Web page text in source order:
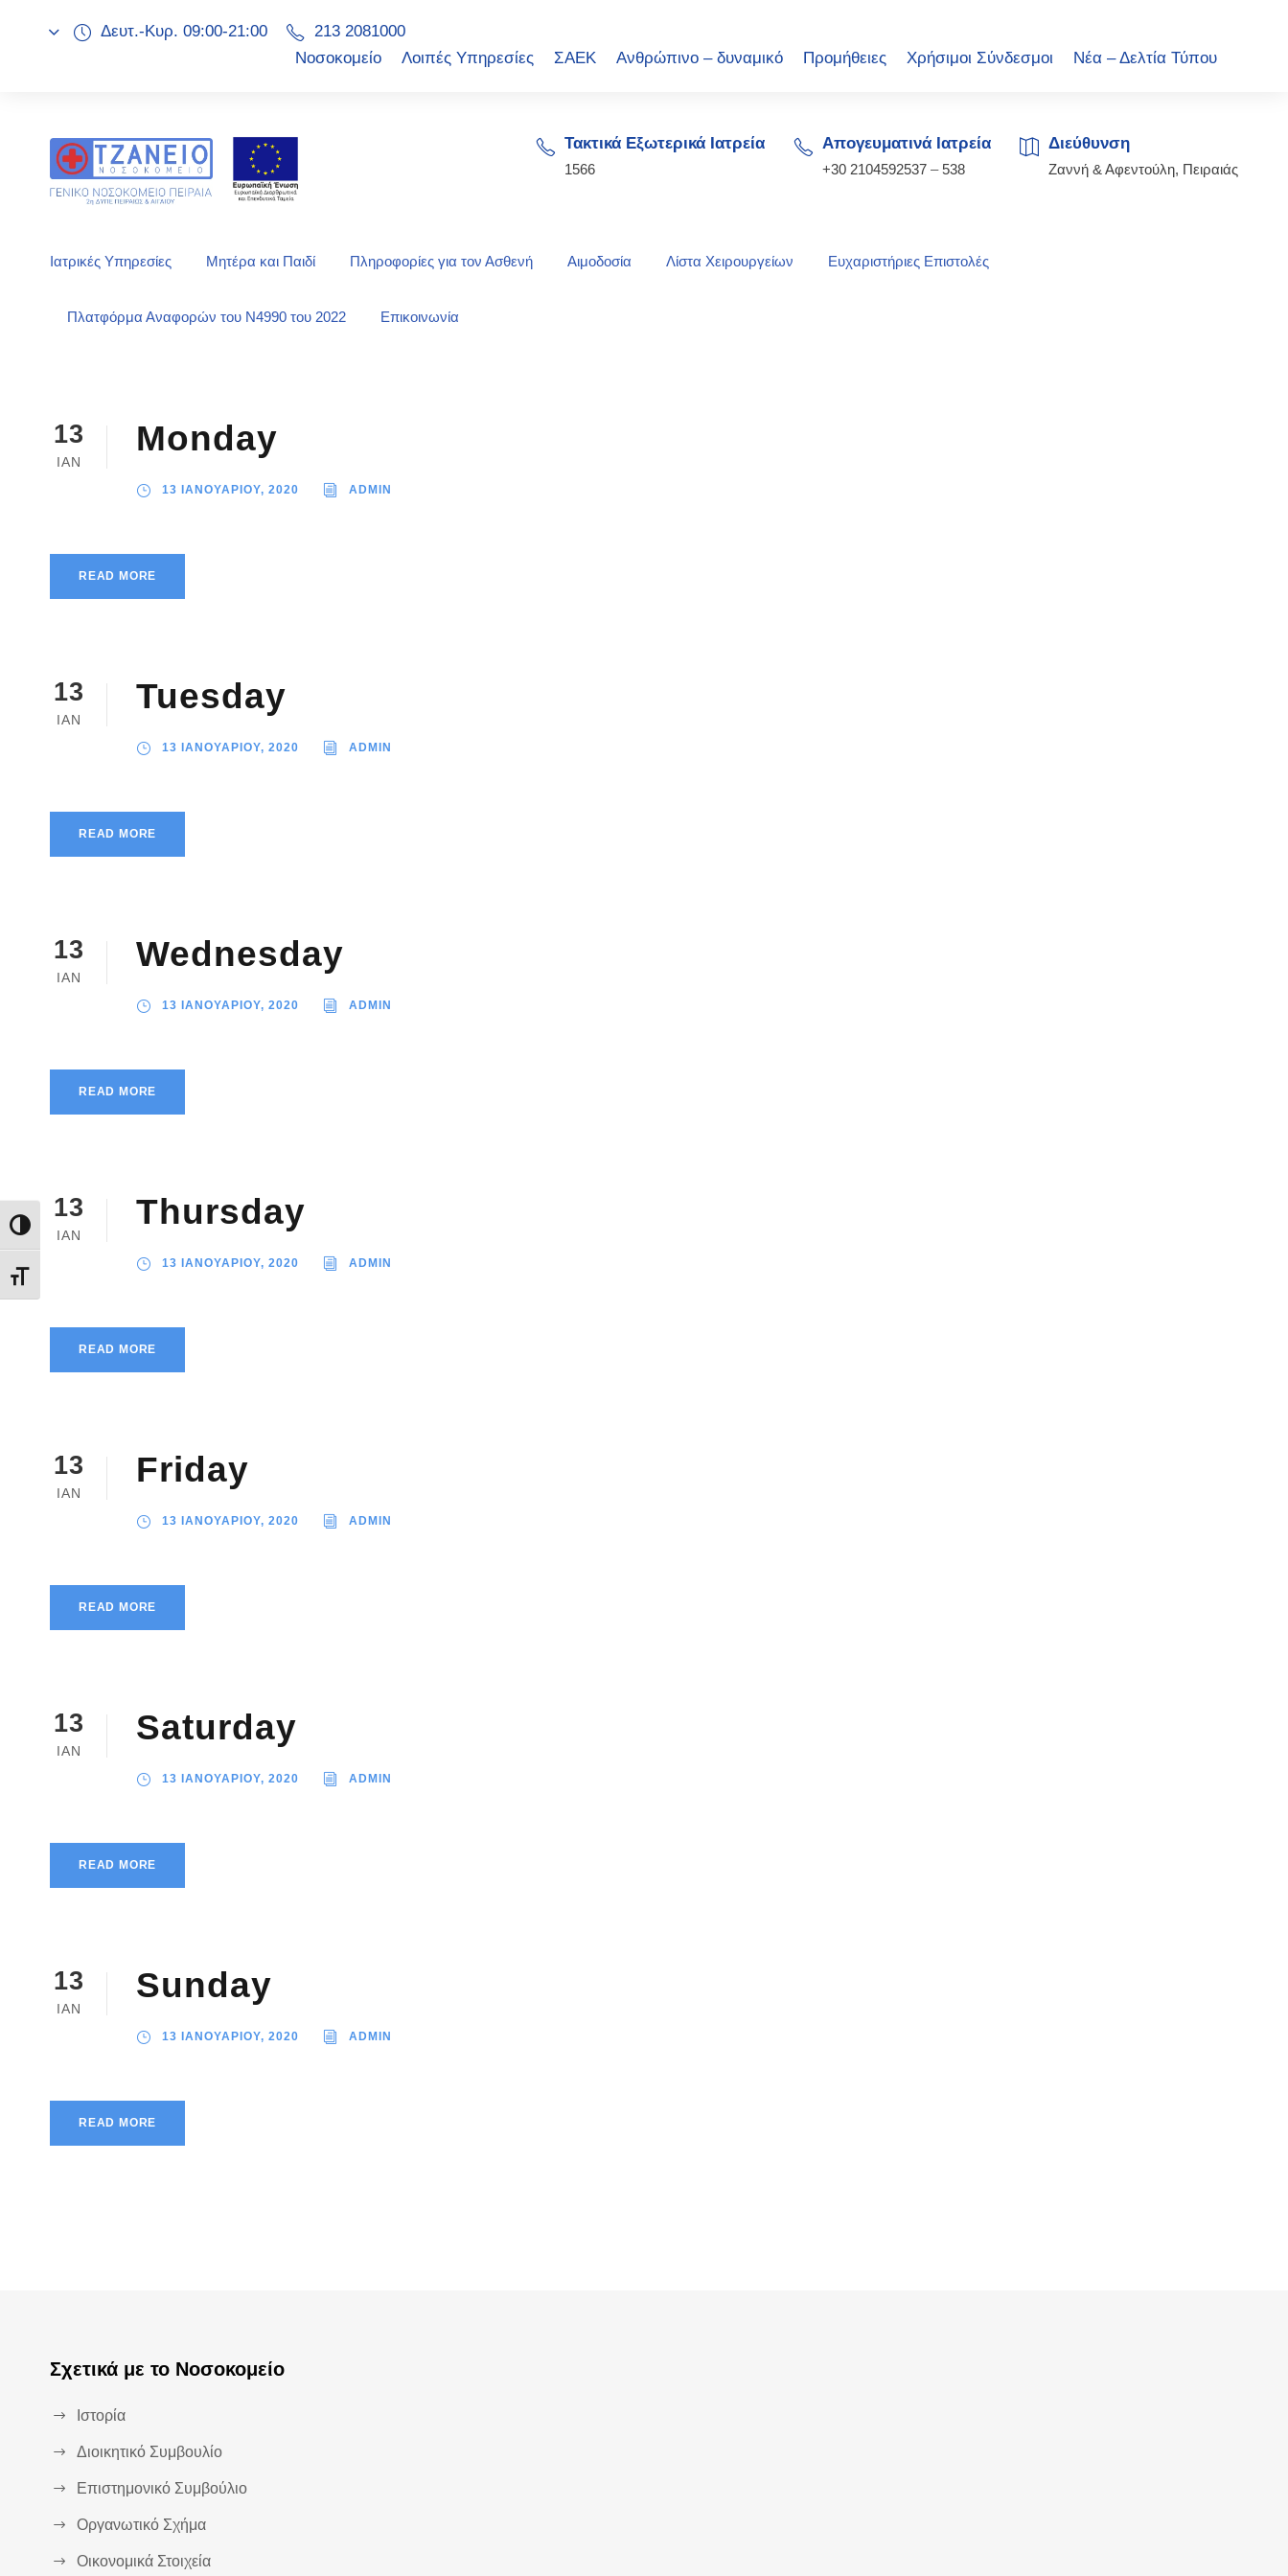
Εναλλαγή Υψηλής Αντίθεσης
Εναλλαγή Μεγέθους Γραμμάτων
Δευτ.-Κυρ. 09:00-21:00
213 2081000
Νοσοκομείο
Λοιπές Υπηρεσίες ΣΑΕΚ Ανθρώπινο – δυναμικό Προμήθειες Χρήσιμοι Σύνδεσμοι Νέα – Δελτία Τύπου
Τακτικά Εξωτερικά Ιατρεία
1566
Απογευματινά Ιατρεία
+30 2104592537 –538
Διεύθυνση
Ζαννή & Αφεντούλη, Πειραιάς
Ιατρικές Υπηρεσίες Μητέρα και Παιδί Πληροφορίες για τον Ασθενή Αιμοδοσία Λίστα Χειρουργείων Ευχαριστήριες Επιστολές
Πλατφόρμα Αναφορών του Ν4990 του 2022 Επικοινωνία
13
ΙΑΝ
Monday
13 ΙΑΝΟΥΑΡΙΟΥ, 2020 ADMIN
READ MORE
13
ΙΑΝ
Tuesday
13 ΙΑΝΟΥΑΡΙΟΥ, 2020 ADMIN
READ MORE
13
ΙΑΝ
Wednesday
13 ΙΑΝΟΥΑΡΙΟΥ, 2020 ADMIN
READ MORE
13
ΙΑΝ
Thursday
13 ΙΑΝΟΥΑΡΙΟΥ, 2020 ADMIN
READ MORE
13
ΙΑΝ
Friday
13 ΙΑΝΟΥΑΡΙΟΥ, 2020 ADMIN
READ MORE
13
ΙΑΝ
Saturday
13 ΙΑΝΟΥΑΡΙΟΥ, 2020 ADMIN
READ MORE
13
ΙΑΝ
Sunday
13 ΙΑΝΟΥΑΡΙΟΥ, 2020 ADMIN
READ MORE
Σχετικά με το Νοσοκομείο
Ιστορία
Διοικητικό Συμβουλίο
Επιστημονικό Συμβούλιο
Οργανωτικό Σχήμα
Οικονομικά Στοιχεία